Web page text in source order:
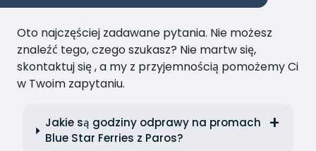
Oto najczęściej zadawane pytania. Nie możesz
znaleźć tego, czego szukasz? Nie martw się,
skontaktuj się , a my z przyjemnością pomożemy Ci
w Twoim zapytaniu.
Jakie są godziny odprawy na promach
Blue Star Ferries z Paros?